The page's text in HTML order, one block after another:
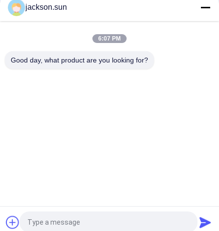
Thiết bị phân tích dầu ASTM D1881 cho các chất làm mát
động cơ Các khuynh hướng tạo bọt trong thủy tinh
Hướng dẫn sử dụng PMCC Cup Flash Point Dụng cụ đo lường
jackson.sun
6:07 PM
Good day, what product are you looking for?